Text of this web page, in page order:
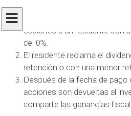
acciones a un residente con
del 0%.
El residente reclama el
retención o con una menor
Después de la fecha de pago
acciones son devueltas al
comparte las ganancias